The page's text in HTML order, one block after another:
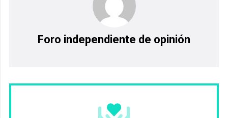
Foro independiente de opinión